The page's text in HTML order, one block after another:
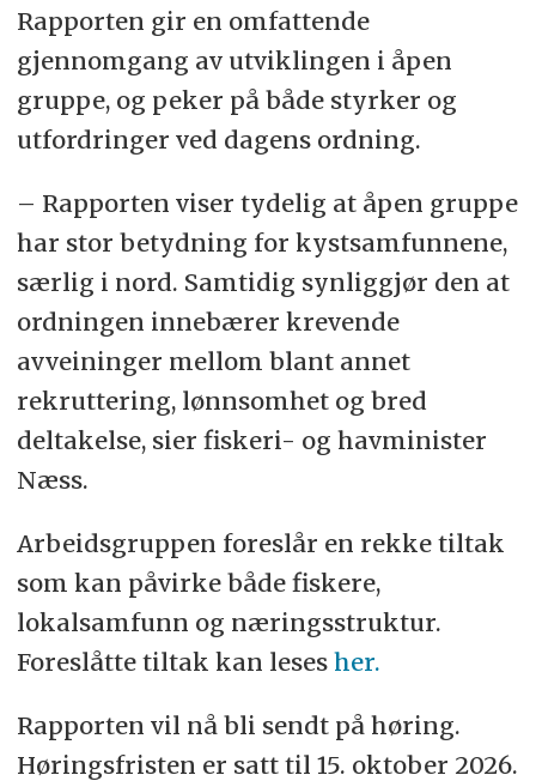
Rapporten gir en omfattende
gjennomgang av utviklingen i åpen
gruppe, og peker på både styrker og
utfordringer ved dagens ordning.
– Rapporten viser tydelig at åpen gruppe
har stor betydning for kystsamfunnene,
særlig i nord. Samtidig synliggjør den at
ordningen innebærer krevende
avveininger mellom blant annet
rekruttering, lønnsomhet og bred
deltakelse, sier fiskeri- og havminister
Næss.
Arbeidsgruppen foreslår en rekke tiltak
som kan påvirke både fiskere,
lokalsamfunn og næringsstruktur.
Foreslåtte tiltak kan leses her.
Rapporten vil nå bli sendt på høring.
Høringsfristen er satt til 15. oktober 2026.